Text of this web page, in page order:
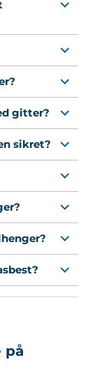
gitter?
sikret?
på